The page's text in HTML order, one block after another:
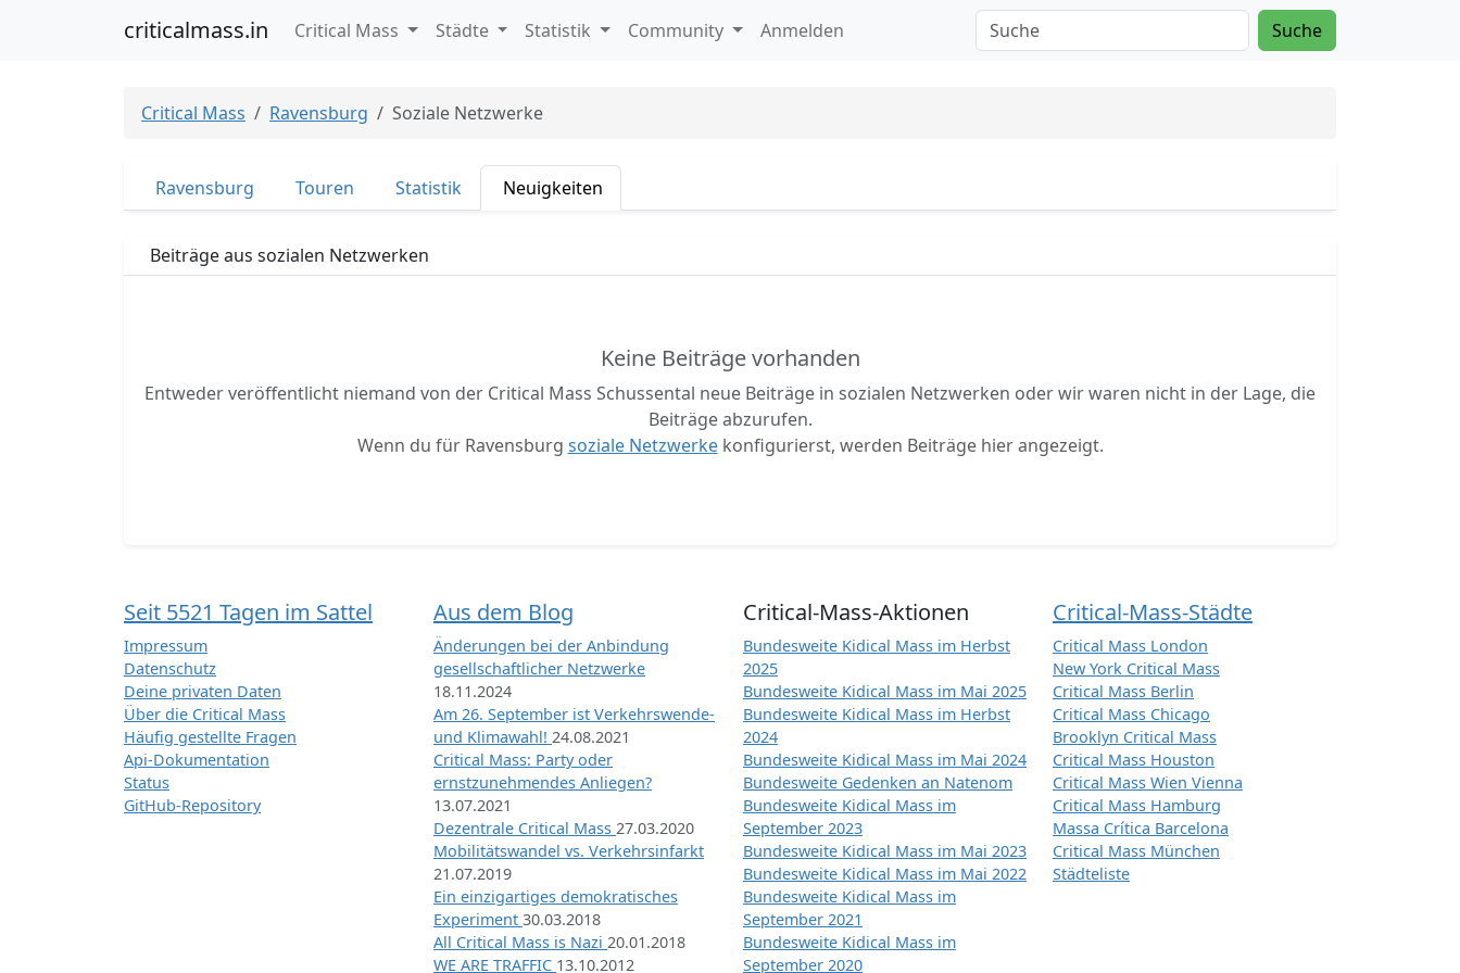
criticalmass.in Critical Mass Städte Statistik Community Anmelden Suche
Critical Mass Ravensburg Soziale Netzwerke
Ravensburg Touren Statistik Neuigkeiten
Beiträge aus sozialen Netzwerken
Keine Beiträge vorhanden
Entweder veröffentlicht niemand von der Critical Mass Schussental neue Beiträge in sozialen Netzwerken oder wir waren nicht in der Lage, die
Beiträge abzurufen.
Wenn du für Ravensburg soziale Netzwerkekonfigurierst, werden Beiträge hier angezeigt.
Seit 5521 Tagen im Sattel
Impressum
Datenschutz
Deine privaten Daten
Über die Critical Mass
Häufig gestellte Fragen
Api-Dokumentation
Status
GitHub-Repository
Aus dem Blog
Änderungen bei der Anbindung
gesellschaftlicher Netzwerke
18.11.2024
Am 26. September ist Verkehrswende-
und Klimawahl! 24.08.2021
Critical Mass: Party oder
ernstzunehmendes Anliegen?
13.07.2021
Dezentrale Critical Mass 27.03.2020
Mobilitätswandel vs. Verkehrsinfarkt
21.07.2019
Ein einzigartiges demokratisches
Experiment 30.03.2018
All Critical Mass is Nazi 20.01.2018
WE ARE TRAFFIC 13.10.2012
Critical-Mass-Aktionen
Bundesweite Kidical Mass im Herbst
2025
Bundesweite Kidical Mass im Mai 2025
Bundesweite Kidical Mass im Herbst
2024
Bundesweite Kidical Mass im Mai 2024
Bundesweite Gedenken an Natenom
Bundesweite Kidical Mass im
September 2023
Bundesweite Kidical Mass im Mai 2023
Bundesweite Kidical Mass im Mai 2022
Bundesweite Kidical Mass im
September 2021
Bundesweite Kidical Mass im
September 2020
Critical-Mass-Städte
Critical Mass London
New York Critical Mass
Critical Mass Berlin
Critical Mass Chicago
Brooklyn Critical Mass
Critical Mass Houston
Critical Mass Wien Vienna
Critical Mass Hamburg
Massa Crítica Barcelona
Critical Mass München
Städteliste